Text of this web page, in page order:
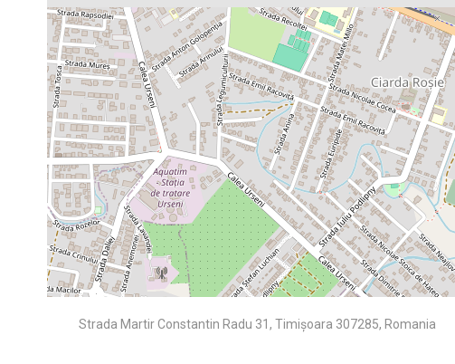
Strada Martir Constantin Radu 31, Timișoara 307285, Romania